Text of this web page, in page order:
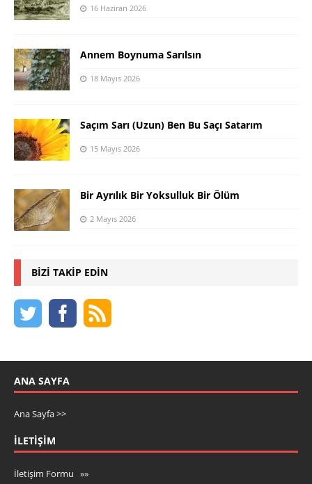
16 Haziran 2026
Annem Boynuma Sarılsın
18 Mayıs 2026
Saçım Sarı (Uzun) Ben Bu Saçı Satarım
15 Mayıs 2026
Bir Ayrılık Bir Yoksulluk Bir Ölüm
2 Mayıs 2026
BIZI TAKIP EDIN
ANA SAYFA
Ana Sayfa >>
İLETIŞIM
İletişim Formu »»